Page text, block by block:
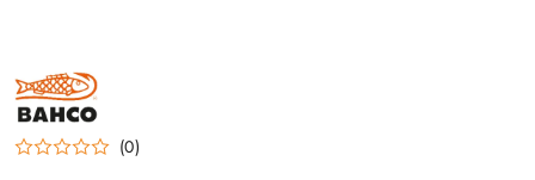
BAHCO
(0)